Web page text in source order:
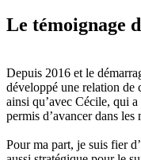
Le témoignage
Depuis 2016 et le
développé une relation de
ainsi qu’avec Cécile, qui
permis d’avancer dans
Pour ma part, je suis fier